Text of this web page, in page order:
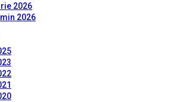
2026
2026